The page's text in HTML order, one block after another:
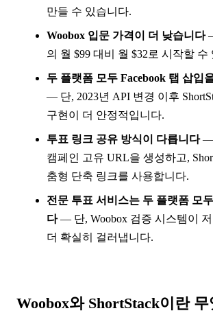
만들 수 있습니다.
Woobox 입문 가격이 더 낮습니다
의 월 $99 대비 월 $32로 시작할 수
두 플랫폼 모두 Facebook 탭 삽입
— 단, 2023년 API 변경 이후
구현이 더 안정적입니다.
투표 링크 공유 방식이 다릅니다—
캠페인 고유 URL을 생성하고,
춤형 단축 링크를 사용합니다.
전문 투표 서비스는 두 플랫폼 모
다— 단, Woobox 검증 시스템이
더 확실히 걸러냅니다.
Woobox와 ShortStack이란